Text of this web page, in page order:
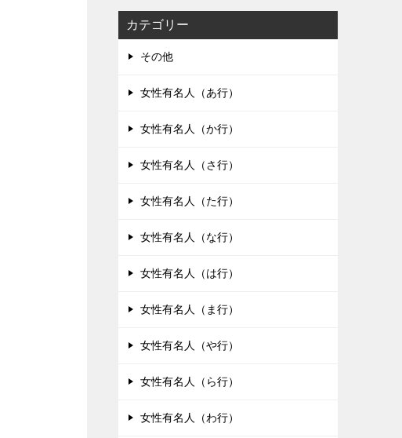
カテゴリー
その他
女性有名人（あ行）
女性有名人（か行）
女性有名人（さ行）
女性有名人（た行）
女性有名人（な行）
女性有名人（は行）
女性有名人（ま行）
女性有名人（や行）
女性有名人（ら行）
女性有名人（わ行）